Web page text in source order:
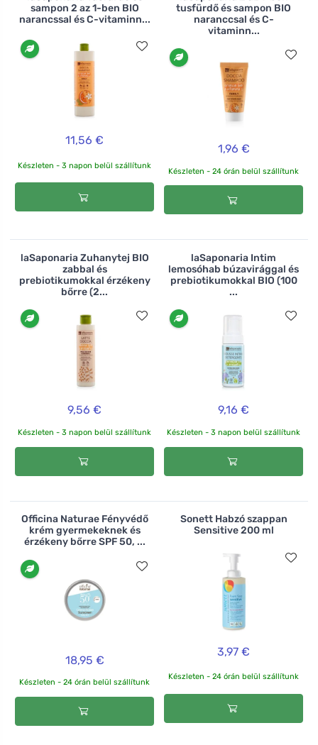
sampon 2 az 1-ben BIO
narancssal és C-vitaminn...
11,56 €
Készleten - 3 napon belül szállítunk
tusfürdő és sampon BIO
naranccsal és C-
vitaminn...
1,96 €
Készleten - 24 órán belül szállítunk
laSaponaria Zuhanytej BIO
zabbal és
prebiotikumokkal érzékeny
bőrre (2...
9,56 €
Készleten - 3 napon belül szállítunk
laSaponaria Intim
lemosóhab búzavirággal és
prebiotikumokkal BIO (100
...
9,16 €
Készleten - 3 napon belül szállítunk
Officina Naturae Fényvédő
krém gyermekeknek és
érzékeny bőrre SPF 50, ...
18,95 €
Készleten - 24 órán belül szállítunk
Sonett Habzó szappan
Sensitive 200 ml
3,97 €
Készleten - 24 órán belül szállítunk